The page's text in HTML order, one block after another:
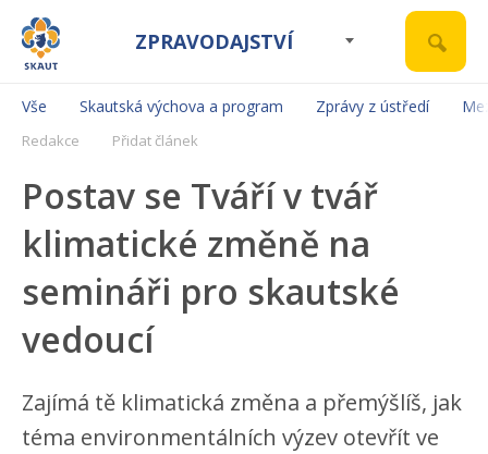
ZPRAVODAJSTVÍ
Vše Skautská výchova a program Zprávy z ústředí
Redakce Přidat článek
Postav se Tváří v tvář
klimatické změně na
semináři pro skautské
vedoucí
Zajímá tě klimatická změna a přemýšlíš, jak
téma environmentálních výzev otevřít ve